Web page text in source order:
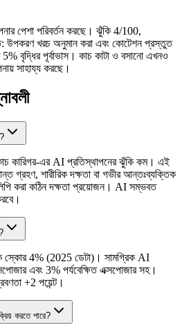
পেশা পরিবর্তন করছে। ঝুঁকি 4/100,
উপকরণ খরচ অনুমান করা এবং কোটেশন প্রস্তুত
বৃদ্ধির পূর্বাভাস। কাচ কাটা ও বসানো এখনও
সাহায্য করছে।
কারিগর-এর AI প্রতিস্থাপনের ঝুঁকি কম। এই
গ্রহণ, শারীরিক দক্ষতা বা গভীর আন্তঃব্যক্তিক
করা কঠিন দক্ষতা প্রয়োজন। AI সম্ভবত
স্কোর 4% (2025 ডেটা)। সামগ্রিক AI
এবং 3% পর্যবেক্ষিত এক্সপোজার সহ।
+2 পয়েন্ট।
করতে পারে?